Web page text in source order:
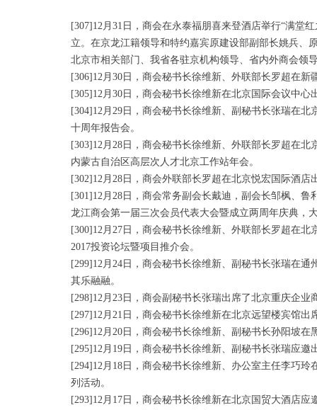
[307]12月31日，商会在永泰福朋喜来登酒店举行“满堂
立。在京龙江籍领导和特约嘉宾原建设部副部长姚兵、
北京市相关部门、我省各驻京机构领导、省内外商会领
[306]12月30日，商会秘书长徐维新、外联部长罗超在
[305]12月30日，商会秘书长徐维新在北京国际会议中
[304]12月29日，商会秘书长徐维新、副秘书长张瑞在
十周年报告会。
[303]12月28日，商会秘书长徐维新、外联部长罗超在
内蒙古自治区高层次人才北京工作站年会。
[302]12月28日，商会外联部长罗超在北京悦宏国际酒
[301]12月28日，商会常务副会长戴迪，副会长邹枫、
龙江商会第一届三次会员代表大会暨成立两周年庆典，
[300]12月27日，商会秘书长徐维新、外联部长罗超在
2017投资论坛暨项目推介会。
[299]12月24日，商会秘书长徐维新、副秘书长张瑞在
其乐融融。
[298]12月23日，商会副秘书长张瑞出席了北京重庆企业
[297]12月21日，商会秘书长徐维新在北京远望楼宾馆
[296]12月20日，商会秘书长徐维新、副秘书长孙阳坡
[295]12月19日，商会秘书长徐维新、副秘书长张瑞应
[294]12月18日，商会秘书长徐维新、办公室主任李巧
列活动。
[293]12月17日，商会秘书长徐维新在北京国贸大酒店